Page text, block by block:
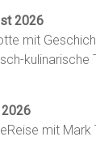
2026
mit
kulinarische
2026
mit Mark